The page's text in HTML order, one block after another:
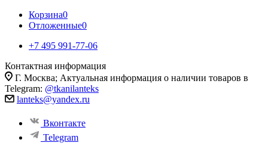
Корзина0
Отложенные0
+7 495 991-77-06
Контактная информация
Г. Москва; Актуальная информация о наличии товаров в
Telegram: @tkanilanteks
lanteks@yandex.ru
Вконтакте
Telegram